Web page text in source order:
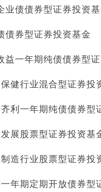
业债债券型证券投资
债券型证券投资基金
益一年期纯债债券型
健行业混合型证券投
利一年期纯债债券型
展股票型证券投资基
造行业股票型证券投
年期定期开放债券型